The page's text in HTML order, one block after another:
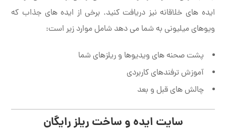
ایده های خلاقانه نیز دریافت کنید. برخی از ایده های جذاب که
ویوهای میلیونی به شما می دهد شامل موارد زیر است:
پشت صحنه های ویدیوها و ریلزهای شما
آموزش ترفندهای کاربردی
چالش های قبل و بعد
سایت ایده و ساخت ریلز رایگان